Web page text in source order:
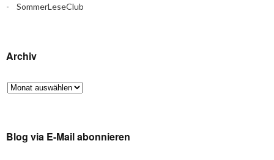
SommerLeseClub
Archiv
Blog via E-Mail abonnieren